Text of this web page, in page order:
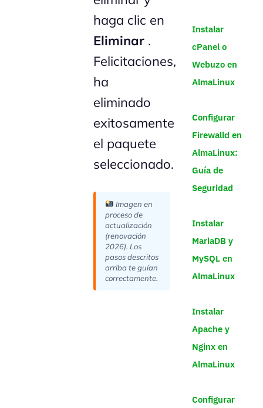
haga clic en
Eliminar .
Felicitaciones,
ha
eliminado
exitosamente
el paquete
seleccionado.
Imagen en
proceso de
actualización
(renovación
2026). Los
pasos descritos
arriba te guían
correctamente.
Instalar
cPanel o
Webuzo en
AlmaLinux
Configurar
Firewalld en
AlmaLinux:
Guía de
Seguridad
Instalar
MariaDB y
MySQL en
AlmaLinux
Instalar
Apache y
Nginx en
AlmaLinux
Configurar